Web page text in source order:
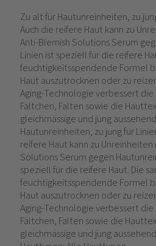
Zu alt für Hautunreinheiten, zu
Auch die reifere Haut kann zu
Anti-Blemish Solutions Serum
Linien ist speziell für die reifere
feuchtigkeitsspendende Formel
Haut auszutrocknen oder zu
Aging-Technologie verbessert die
Fältchen, Falten sowie die
gleichmässige und jung
Hautunreinheiten, zu jung für
reifere Haut kann zu Unreinheiten
Solutions Serum gegen
speziell für die reifere Haut. Die
feuchtigkeitsspendende Formel
Haut auszutrocknen oder zu
Aging-Technologie verbessert die
Fältchen, Falten sowie die
gleichmässige und jung